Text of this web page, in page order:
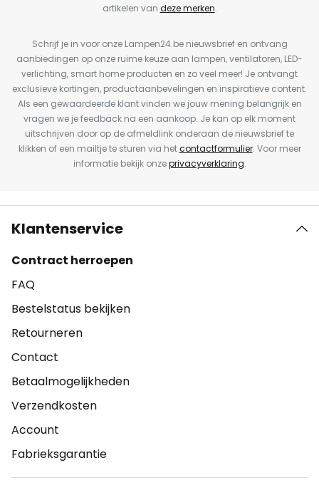
artikelen van deze merken.
Schrijf je in voor onze Lampen24.be nieuwsbrief en ontvang
aanbiedingen op onze ruime keuze aan lampen, ventilatoren, LED-
verlichting, smart home producten en zo veel meer! Je ontvangt
exclusieve kortingen, productaanbevelingen en inspiratieve content.
Als een gewaardeerde klant vinden we jouw mening belangrijk en
vragen we je feedback na een aankoop. Je kan op elk moment
uitschrijven door op de afmeldlink onderaan de nieuwsbrief te
klikken of een mailtje te sturen via hetcontactformulier. Voor meer
informatie bekijk onzeprivacyverklaring.
Klantenservice
Contract herroepen
FAQ
Bestelstatus bekijken
Retourneren
Contact
Betaalmogelijkheden
Verzendkosten
Account
Fabrieksgarantie